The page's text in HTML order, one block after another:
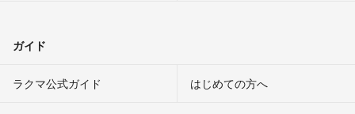
ガイド
ラクマ公式ガイド はじめての方へ